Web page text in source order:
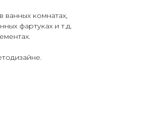
ванных комнатах,
фартуках и т.д.